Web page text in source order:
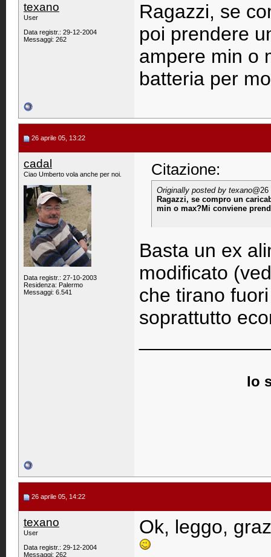
texano
User
Data registr.: 29-12-2004
Messaggi: 262
Ragazzi, se
poi prendere
ampere min o
batteria per
26 aprile 05, 13:22
cadal
Ciao Umberto vola anche per noi.
Data registr.: 27-10-2003
Residenza: Palermo
Messaggi: 6.541
Citazione:
Originally posted by texano@26
Ragazzi, se compro un
min o max?Mi conviene
Basta un ex
modificato
che tirano
soprattutto
Io
26 aprile 05, 14:22
texano
User
Data registr.: 29-12-2004
Messaggi: 262
Ok, leggo,